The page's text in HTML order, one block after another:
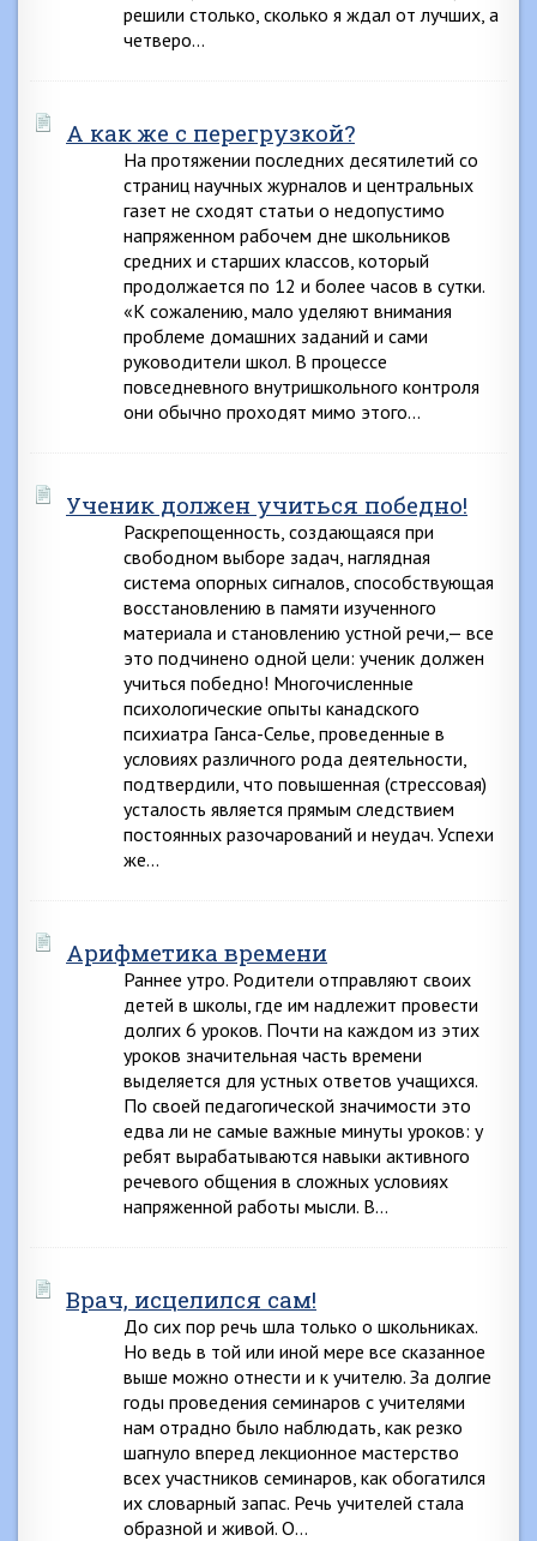
решили столько, сколько я ждал от лучших, а
четверо…
А как же с перегрузкой?
На протяжении последних десятилетий со
страниц научных журналов и центральных
газет не сходят статьи о недопустимо
напряженном рабочем дне школьников
средних и старших классов, который
продолжается по 12 и более часов в сутки.
«К сожалению, мало уделяют внимания
проблеме домашних заданий и сами
руководители школ. В процессе
повседневного внутришкольного контроля
они обычно проходят мимо этого…
Ученик должен учиться победно!
Раскрепощенность, создающаяся при
свободном выборе задач, наглядная
система опорных сигналов, способствующая
восстановлению в памяти изученного
материала и становлению устной речи,— все
это подчинено одной цели: ученик должен
учиться победно! Многочисленные
психологические опыты канадского
психиатра Ганса-Селье, проведенные в
условиях различного рода деятельности,
подтвердили, что повышенная (стрессовая)
усталость является прямым следствием
постоянных разочарований и неудач. Успехи
же…
Арифметика времени
Раннее утро. Родители отправляют своих
детей в школы, где им надлежит провести
долгих 6 уроков. Почти на каждом из этих
уроков значительная часть времени
выделяется для устных ответов учащихся.
По своей педагогической значимости это
едва ли не самые важные минуты уроков: у
ребят вырабатываются навыки активного
речевого общения в сложных условиях
напряженной работы мысли. В…
Врач, исцелился сам!
До сих пор речь шла только о школьниках.
Но ведь в той или иной мере все сказанное
выше можно отнести и к учителю. За долгие
годы проведения семинаров с учителями
нам отрадно было наблюдать, как резко
шагнуло вперед лекционное мастерство
всех участников семинаров, как обогатился
их словарный запас. Речь учителей стала
образной и живой. О…